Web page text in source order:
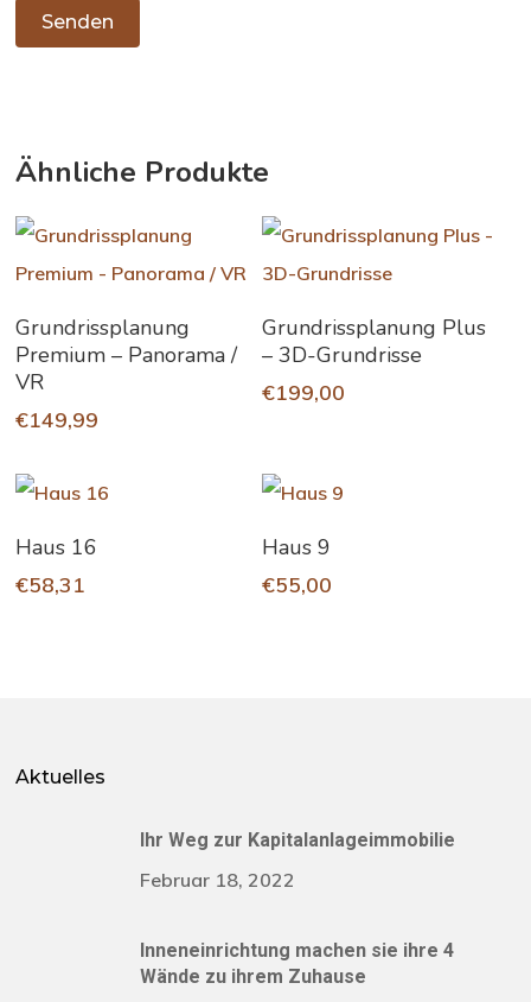
Ähnliche Produkte
In Den Warenkorb
Grundrissplanung
Premium – Panorama /
VR
€149,99
In Den Warenkorb
Grundrissplanung Plus
– 3D-Grundrisse
€199,00
In Den Warenkorb
Haus 16
€58,31
In Den Warenkorb
Haus 9
€55,00
Aktuelles
Ihr Weg zur Kapitalanlageimmobilie
Februar 18, 2022
Inneneinrichtung machen sie ihre 4
Wände zu ihrem Zuhause